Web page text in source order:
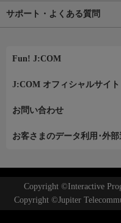
サポート・よくある質問
Fun! J:COM
J:COM オフィシャルサイト
お問い合わせ
お客さまのデータ利用･外
Copyright ©Interactive
Copyright ©Jupiter